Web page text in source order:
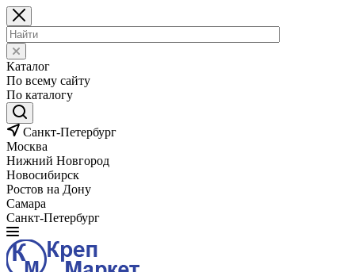
Каталог
По всему сайту
По каталогу
Санкт-Петербург
Москва
Нижний Новгород
Новосибирск
Ростов на Дону
Самара
Санкт-Петербург